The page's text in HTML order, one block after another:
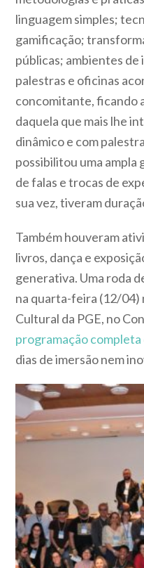
linguagem simples;
gamificação;
públicas; ambientes
palestras e oficinas
concomitante, ficando
daquela que mais lhe
dinâmico e com
possibilitou uma ampla
de falas e trocas de
sua vez, tiveram
Também houveram
livros, dança e
generativa. Uma roda
na quarta-feira (12/04)
Cultural da PGE, no
programação completa
dias de imersão nem